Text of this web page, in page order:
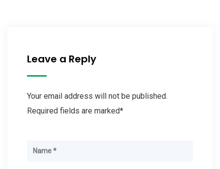
Leave a Reply
Your email address will not be published.
Required fields are marked*